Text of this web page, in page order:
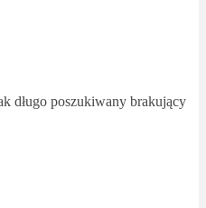
długo poszukiwany brakujący